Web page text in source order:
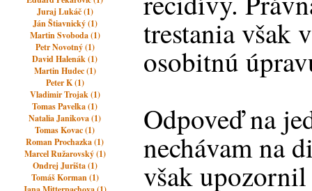
Juraj Lukáč (1)
Ján Štiavnický (1)
Martin Svoboda (1)
Petr Novotný (1)
David Halenák (1)
Martin Hudec (1)
Peter K (1)
Vladimir Trojak (1)
Tomas Pavelka (1)
Natalia Janikova (1)
Tomas Kovac (1)
Roman Prochazka (1)
Marcel Ružarovský (1)
Ondrej Jurišta (1)
Tomáš Korman (1)
trestania však
osobitnú
Odpoveď na
nechávam na
však